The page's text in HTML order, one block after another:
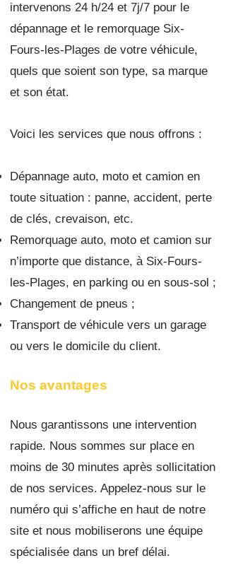
intervenons 24 h/24 et 7j/7 pour le
dépannage et le remorquage Six-
Fours-les-Plages de votre véhicule,
quels que soient son type, sa marque
et son état.
Voici les services que nous offrons :
Dépannage auto, moto et camion en
toute situation : panne, accident, perte
de clés, crevaison, etc.
Remorquage auto, moto et camion sur
n’importe que distance, à Six-Fours-
les-Plages, en parking ou en sous-sol ;
Changement de pneus ;
Transport de véhicule vers un garage
ou vers le domicile du client.
Nos avantages
Nous garantissons une intervention
rapide. Nous sommes sur place en
moins de 30 minutes après sollicitation
de nos services. Appelez-nous sur le
numéro qui s’affiche en haut de notre
site et nous mobiliserons une équipe
spécialisée dans un bref délai.